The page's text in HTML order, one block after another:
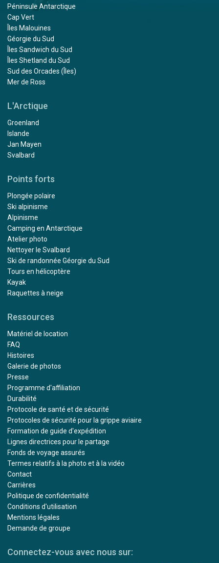
Péninsule Antarctique
Cap Vert
Îles Malouines
Géorgie du Sud
Îles Sandwich du Sud
Îles Shetland du Sud
Sud des Orcades (Îles)
Mer de Ross
L'Arctique
Groenland
Islande
Jan Mayen
Svalbard
Points forts
Plongée polaire
Ski alpinisme
Alpinisme
Camping en Antarctique
Atelier photo
Nettoyer le Svalbard
Ski de randonnée Géorgie du Sud
Tours en hélicoptère
Kayak
Raquettes à neige
Ressources
Matériel de location
FAQ
Histoires
Galerie de photos
Presse
Programme d'affiliation
Durabilité
Protocole de santé et de sécurité
Protocoles de sécurité pour la grippe aviaire
Formation de guide d'expédition
Lignes directrices pour le partage
Fonds de voyage assurés
Termes relatifs à la photo et à la vidéo
Contact
Carrières
Politique de confidentialité
Conditions d'utilisation
Mentions légales
Demande de groupe
Connectez-vous avec nous sur: